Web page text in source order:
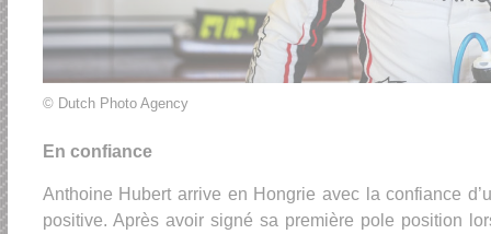
© Dutch Photo Agency
En confiance
Anthoine Hubert arrive en Hongrie avec la confiance
positive. Après avoir signé sa première pole position